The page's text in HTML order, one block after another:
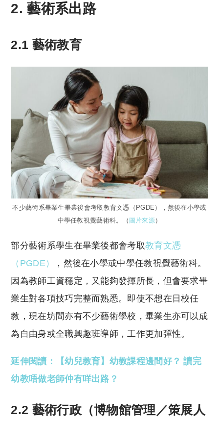
2. 藝術系出路
2.1 藝術教育
不少藝術系畢業生畢業後會考取教育文憑（PGDE），然後在小學或
中學任教視覺藝術科。（ 圖片來源）
部分藝術系學生在畢業後都會考取教育文憑
（PGDE）
，然後在小學或中學任教視覺藝術科。
因為教師工資穩定，又能夠發揮所長，但會要求畢
業生對各項技巧完整而熟悉。即使不想在日校任
教，現在坊間亦有不少藝術學校，畢業生亦可以成
為自由身或全職興趣班導師，工作更加彈性。
延伸閱讀：【幼兒教育】幼教課程邊間好？ 讀完
幼教唔做老師仲有咩出路？
2.2 藝術行政（博物館管理／策展人